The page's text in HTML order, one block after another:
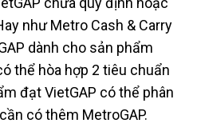
như Metro Cash & Carry
dành cho sản phẩm
thể hòa hợp 2 tiêu chuẩn
đạt VietGAP có thể phân
có thêm MetroGAP.